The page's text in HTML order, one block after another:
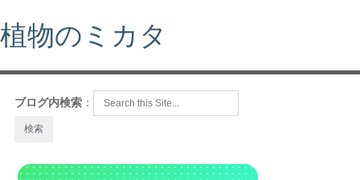
植物のミカタ
ブログ内検索 ：